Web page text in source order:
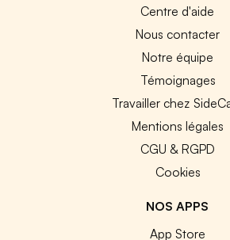
Centre d'aide
Nous contacter
Notre équipe
Témoignages
Travailler chez
Mentions légales
CGU & RGPD
Cookies
NOS APPS
App Store